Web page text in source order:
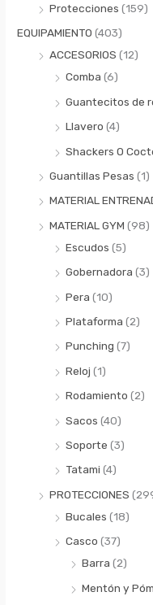
Protecciones (159)
EQUIPAMIENTO (403)
ACCESORIOS (12)
Comba (6)
Guantecitos de
Llavero (4)
Shackers O
Guantillas Pesas (1)
MATERIAL
MATERIAL GYM (98)
Escudos (5)
Gobernadora (3)
Pera (10)
Plataforma (2)
Punching (7)
Reloj (1)
Rodamiento (2)
Sacos (40)
Soporte (3)
Tatami (4)
PROTECCIONES
Bucales (18)
Casco (37)
Barra (2)
Mentón y